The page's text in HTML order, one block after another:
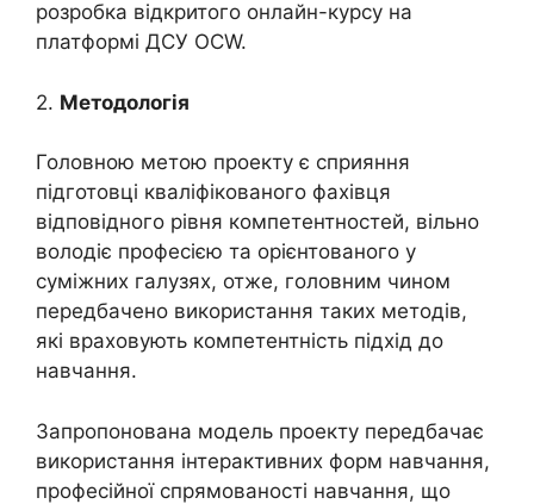
розробка відкритого онлайн-курсу на
платформі ДСУ OCW.
2. Методологія
Головною метою проекту є сприяння
підготовці кваліфікованого фахівця
відповідного рівня компетентностей, вільно
володіє професією та орієнтованого у
суміжних галузях, отже, головним чином
передбачено використання таких методів,
які враховують компетентність підхід до
навчання.
Запропонована модель проекту передбачає
використання інтерактивних форм навчання,
професійної спрямованості навчання, що